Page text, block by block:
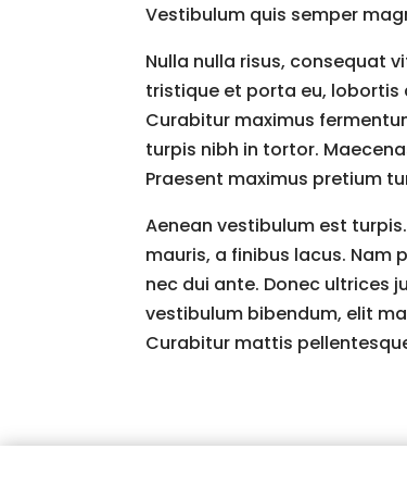
Vestibulum quis semper
Nulla nulla risus, consequat
tristique et porta eu, lobortis
Curabitur maximus
turpis nibh in tortor.
Praesent maximus pretium
Aenean vestibulum est
mauris, a finibus lacus. Nam
nec dui ante. Donec ultrices
vestibulum bibendum, elit
Curabitur mattis